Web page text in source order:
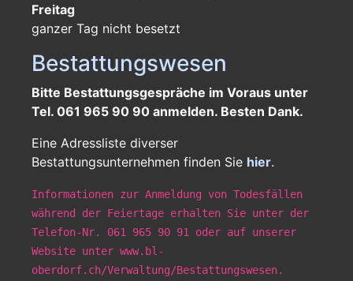
Freitag
ganzer Tag nicht besetzt
Bestattungswesen
Bitte Bestattungsgespräche im Voraus unter
Tel. 061 965 90 90 anmelden. Besten Dank.
Eine Adressliste diverser
Bestattungsunternehmen finden Sie hier.
Informationen zur Anmeldung von Todesfällen
während der Feiertage erhalten Sie unter der
Telefon-Nr. 061 965 90 91 oder auf unserer
Website unter www.bl-
oberdorf.ch/Verwaltung/Bestattungswesen.